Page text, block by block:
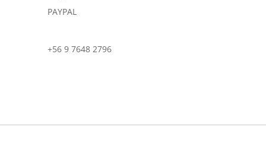
PAYPAL
+56 9 7648 2796